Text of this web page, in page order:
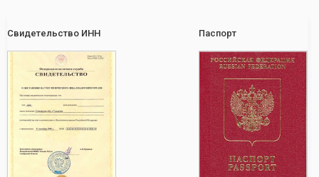
Свидетельство ИНН Паспорт